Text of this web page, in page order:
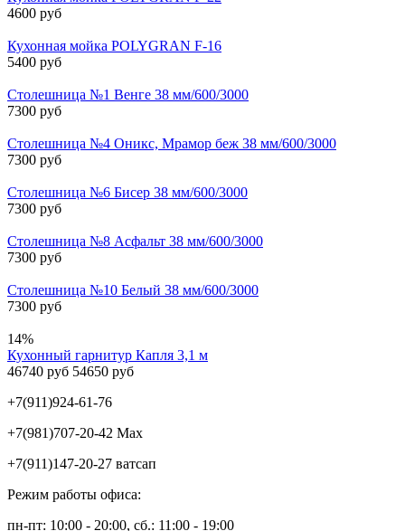
4600 руб
Кухонная мойка POLYGRAN F-16
5400 руб
Столешница №1 Венге 38 мм/600/3000
7300 руб
Столешница №4 Оникс, Мрамор беж 38 мм/600/3000
7300 руб
Столешница №6 Бисер 38 мм/600/3000
7300 руб
Столешница №8 Асфальт 38 мм/600/3000
7300 руб
Столешница №10 Белый 38 мм/600/3000
7300 руб
14%
Кухонный гарнитур Капля 3,1 м
46740 руб 54650 руб
+7(911)924-61-76
+7(981)707-20-42 Max
+7(911)147-20-27 ватсап
Режим работы офиса:
пн-пт: 10:00 - 20:00, сб.: 11:00 - 19:00